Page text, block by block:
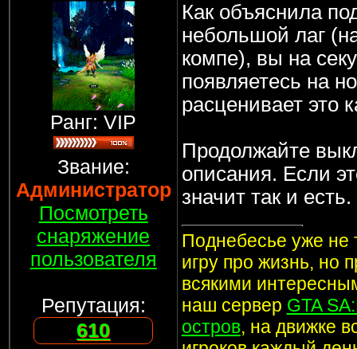
Ранг: VIP
Звание:
Администратор
Посмотреть
снаряжение
пользователя
Репутация:
610
Как объяснила
небольшой лаг
компе), вы на
появляетесь на
расценивает это
Продолжайте
описания. Если
значит так и есть.
Поднебесье уже не
игру про жизнь, но
всякими
наш сервер GTA
остров, на движке